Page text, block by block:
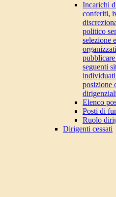
Incarichi
conferiti,
politico
selezione
seguenti
posizione
Elenco
Posti di
Ruolo
Dirigenti cessati